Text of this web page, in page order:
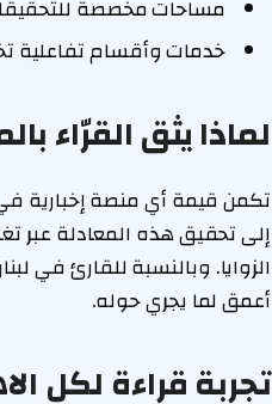
مساحات مخصصة
خدمات وأقسام تفاعلية
لماذا يثق القرّاء
تكمن قيمة أي منصة إخبارية
إلى تحقيق هذه المعادلة
الزوايا. وبالنسبة للقارئ في
أعمق لما يجري حوله.
تجربة قراءة لكل